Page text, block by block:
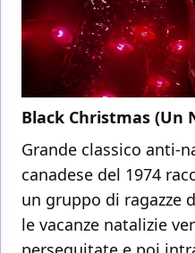
Black Christmas (Un
Grande classico anti-
canadese del 1974
un gruppo di ragazze
le vacanze natalizie